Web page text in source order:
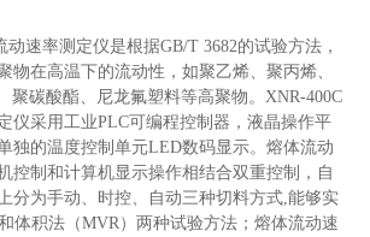
速率测定仪是根据GB/T 3682的试验方法，
物在高温下的流动性，如聚乙烯、聚丙烯、
聚碳酸酯、尼龙氟塑料等高聚物。XNR-400C
仪采用工业PLC可编程控制器，液晶操作平
独的温度控制单元LED数码显示。熔体流动
控制和计算机显示操作相结合双重控制，自
分为手动、时控、自动三种切料方式,能够实
体积法（MVR）两种试验方法；熔体流动速